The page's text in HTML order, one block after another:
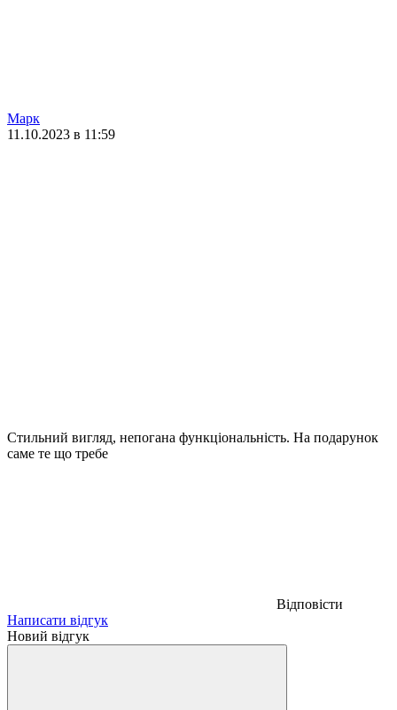
Марк
11.10.2023 в 11:59
Стильний вигляд, непогана функціональність. На подарунок
саме те що требе
Відповісти
Написати відгук
Новий відгук